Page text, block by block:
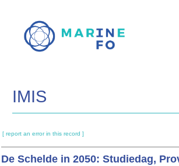
main
IMIS
[ report an error in this record ]
De Schelde in 2050: Studiedag,